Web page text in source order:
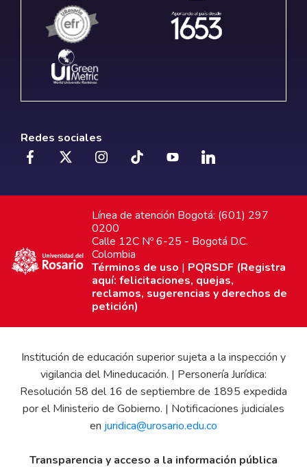
Redes sociales
Línea de atención Bogotá: (601) 297
0200
Calle 12C Nº 6-25 - Bogotá D.C.
Colombia
Términos de uso | PQRSDF (Registra
aquí: felicitaciones, quejas,
reclamos, sugerencias y derechos de
petición)
Institución de educación superior sujeta a la inspección y
vigilancia del Mineducación. | Personería Jurídica:
Resolución 58 del 16 de septiembre de 1895 expedida
por el Ministerio de Gobierno. | Notificaciones judiciales
en juridica@urosario.edu.co
Transparencia y acceso a la información pública